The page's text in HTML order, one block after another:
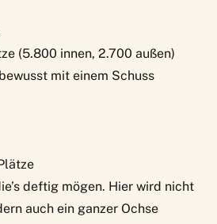
(5.800 innen, 2.700 außen)
mit einem Schuss
deftig mögen. Hier wird nicht
auch ein ganzer Ochse